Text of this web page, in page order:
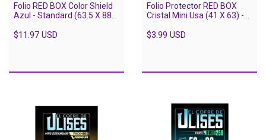
Folio RED BOX Color Shield
Azul - Standard (63.5 X 88) -
$11.97 USD
Folio Protector RED BOX
Cristal Mini Usa (41 X 63) -
$3.99 USD